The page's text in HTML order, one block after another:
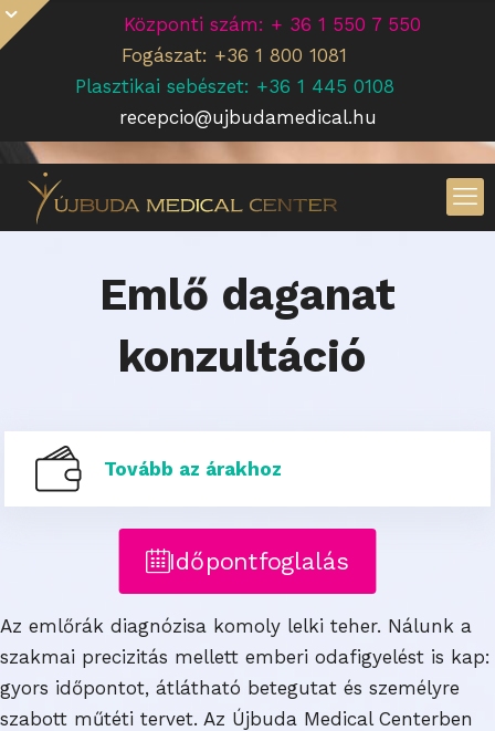
Központi szám: + 36 1 550 7 550
Fogászat: +36 1 800 1081
Plasztikai sebészet: +36 1 445 0108
recepcio@ujbudamedical.hu
Emlő daganat
konzultáció
Tovább az árakhoz
Időpontfoglalás
Az emlőrák diagnózisa komoly lelki teher. Nálunk a
szakmai precizitás mellett emberi odafigyelést is kap:
gyors időpontot, átlátható betegutat és személyre
szabott műtéti tervet. Az Újbuda Medical Centerben